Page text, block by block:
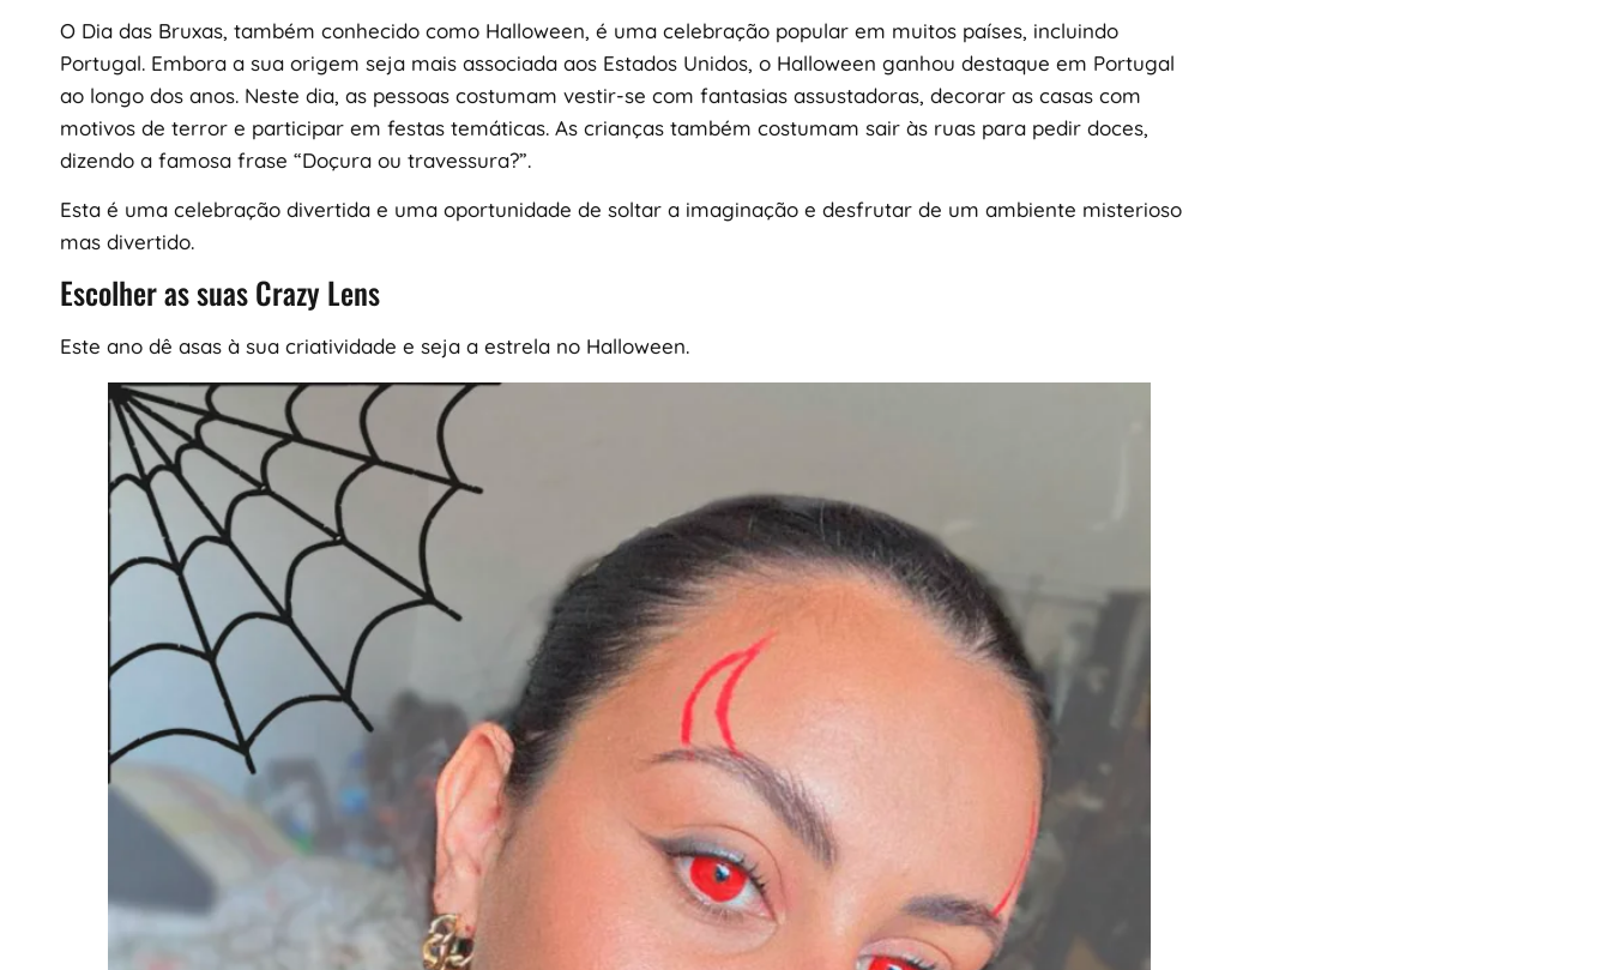
O Dia das Bruxas, também conhecido como Halloween, é uma celebração popular em muitos países, incluindo
Portugal. Embora a sua origem seja mais associada aos Estados Unidos, o Halloween ganhou destaque em Portugal
ao longo dos anos. Neste dia, as pessoas costumam vestir-se com fantasias assustadoras, decorar as casas com
motivos de terror e participar em festas temáticas. As crianças também costumam sair às ruas para pedir doces,
dizendo a famosa frase “Doçura ou travessura?”.
Esta é uma celebração divertida e uma oportunidade de soltar a imaginação e desfrutar de um ambiente misterioso
mas divertido.
Escolher as suas Crazy Lens
Este ano dê asas à sua criatividade e seja a estrela no Halloween.